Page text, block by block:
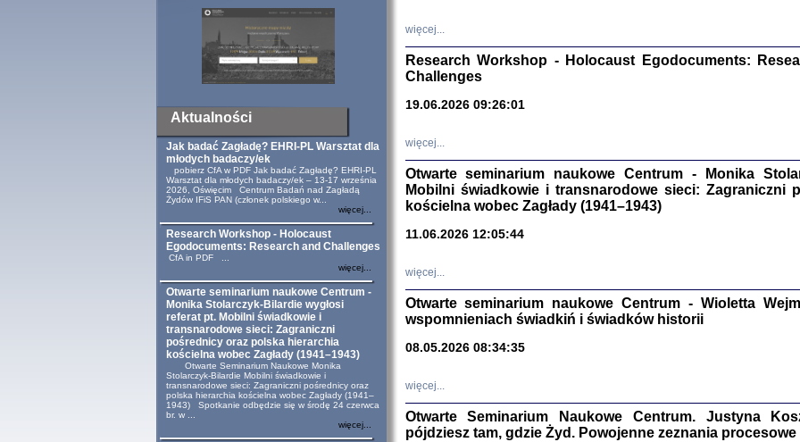
Aktualności
Jak badać Zagładę? EHRI-PL Warsztat dla
młodych badaczy/ek
pobierz CfA w PDF Jak badać Zagładę? EHRI-PL
Warsztat dla młodych badaczy/ek – 13-17 września
2026, Oświęcim Centrum Badań nad Zagładą
Żydów IFiS PAN (członek polskiego w...
więcej...
Research Workshop - Holocaust
Egodocuments: Research and Challenges
CfA in PDF ...
więcej...
Otwarte seminarium naukowe Centrum -
Monika Stolarczyk-Bilardie wygłosi
referat pt. Mobilni świadkowie i
transnarodowe sieci: Zagraniczni
pośrednicy oraz polska hierarchia
kościelna wobec Zagłady (1941–1943)
Otwarte Seminarium Naukowe Monika
Stolarczyk-Bilardie Mobilni świadkowie i
transnarodowe sieci: Zagraniczni pośrednicy oraz
polska hierarchia kościelna wobec Zagłady (1941–
1943) Spotkanie odbędzie się w środę 24 czerwca
br. w ...
więcej...
Warszawa
więcej...
Research Workshop - Holocaust Egodocuments:
Challenges
19.06.2026 09:26:01
więcej...
Otwarte seminarium naukowe Centrum - Monika
Mobilni świadkowie i transnarodowe sieci: Zagraniczni
kościelna wobec Zagłady (1941–1943)
11.06.2026 12:05:44
więcej...
Otwarte seminarium naukowe Centrum - Wioletta
wspomnieniach świadkiń i świadków historii
08.05.2026 08:34:35
więcej...
Otwarte Seminarium Naukowe Centrum. Justyna
pójdziesz tam, gdzie Żyd. Powojenne zeznania procesowe